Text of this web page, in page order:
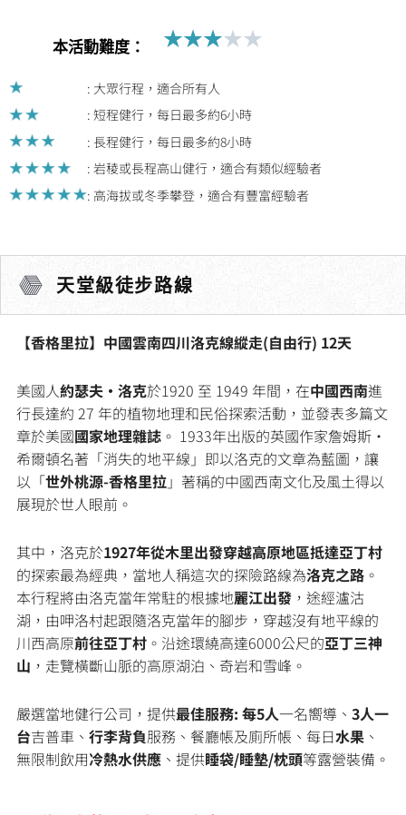
本活動難度： ★★★★★
: 大眾行程，適合所有人
: 短程健行，每日最多約6小時
: 長程健行，每日最多約8小時
: 岩稜或長程高山健行，適合有類似經驗者
: 高海拔或冬季攀登，適合有豐富經驗者
天堂級徒步路線
【香格里拉】中國雲南四川洛克線縱走(自由行) 12天
美國人約瑟夫·洛克於1920 至 1949 年間，在中國西南進
行長達約 27 年的植物地理和民俗探索活動，並發表多篇文
章於美國國家地理雜誌 。 1933年出版的英國作家詹姆斯·
希爾頓名著「消失的地平線」即以洛克的文章為藍圖，讓
以「世外桃源-香格里拉」著稱的中國西南文化及風土得以
展現於世人眼前。
其中，洛克於1927年從木里出發穿越高原地區抵達亞丁村
的探索最為經典，當地人稱這次的探險路線為洛克之路 。
本行程將由洛克當年常駐的根據地麗江出發 ，途經瀘沽
湖，由呷洛村起跟隨洛克當年的腳步，穿越沒有地平線的
川西高原前往亞丁村 。沿途環繞高達6000公尺的亞丁三神
山 ，走覽橫斷山脈的高原湖泊、奇岩和雪峰。
嚴選當地健行公司，提供最佳服務: 每5人一名嚮導、 3人一
台吉普車、 行李背負服務、餐廳帳及廁所帳、每日水果 、
無限制飲用冷熱水供應 、提供睡袋/睡墊/枕頭等露營裝備。